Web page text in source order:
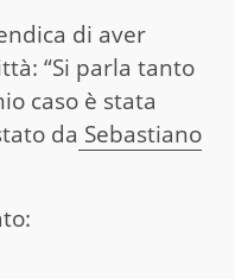
di aver
“Si parla tanto
caso è stata
da Sebastiano